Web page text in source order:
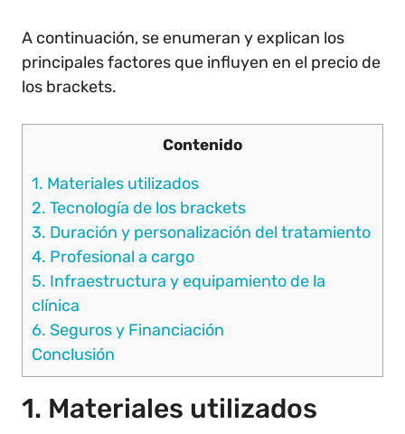
A continuación, se enumeran y explican los
principales factores que influyen en el precio de
los brackets.
Contenido
1. Materiales utilizados
2. Tecnología de los brackets
3. Duración y personalización del tratamiento
4. Profesional a cargo
5. Infraestructura y equipamiento de la
clínica
6. Seguros y Financiación
Conclusión
1. Materiales utilizados